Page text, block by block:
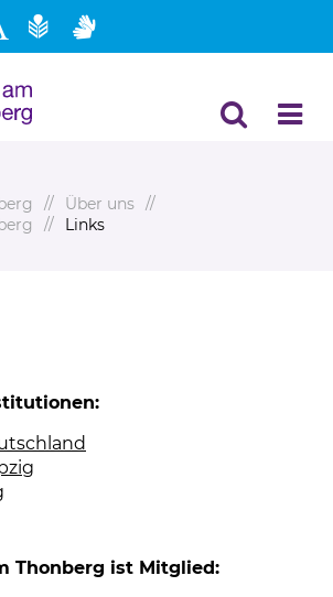
Hauptinhalt
Fußbereich
Über uns
Links
Thonberg ist Mitglied: